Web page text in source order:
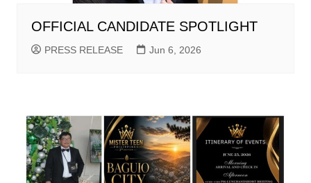
OFFICIAL CANDIDATE SPOTLIGHT
PRESS RELEASE Jun 6, 2026